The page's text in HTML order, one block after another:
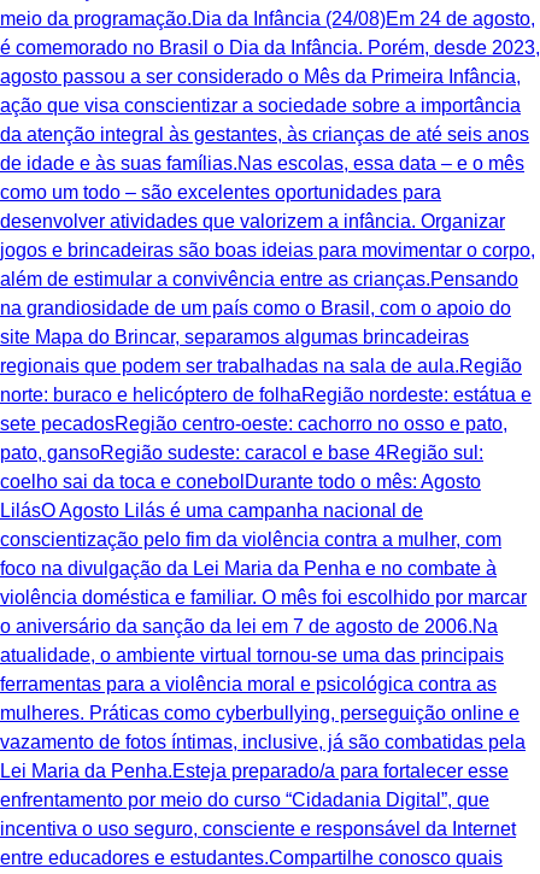
meio da programação.Dia da Infância (24/08)Em 24 de agosto,
é comemorado no Brasil o Dia da Infância. Porém, desde 2023,
agosto passou a ser considerado o Mês da Primeira Infância,
ação que visa conscientizar a sociedade sobre a importância
da atenção integral às gestantes, às crianças de até seis anos
de idade e às suas famílias.Nas escolas, essa data – e o mês
como um todo – são excelentes oportunidades para
desenvolver atividades que valorizem a infância. Organizar
jogos e brincadeiras são boas ideias para movimentar o corpo,
além de estimular a convivência entre as crianças.Pensando
na grandiosidade de um país como o Brasil, com o apoio do
site Mapa do Brincar, separamos algumas brincadeiras
regionais que podem ser trabalhadas na sala de aula.Região
norte: buraco e helicóptero de folhaRegião nordeste: estátua e
sete pecadosRegião centro-oeste: cachorro no osso e pato,
pato, gansoRegião sudeste: caracol e base 4Região sul:
coelho sai da toca e conebolDurante todo o mês: Agosto
LilásO Agosto Lilás é uma campanha nacional de
conscientização pelo fim da violência contra a mulher, com
foco na divulgação da Lei Maria da Penha e no combate à
violência doméstica e familiar. O mês foi escolhido por marcar
o aniversário da sanção da lei em 7 de agosto de 2006.Na
atualidade, o ambiente virtual tornou-se uma das principais
ferramentas para a violência moral e psicológica contra as
mulheres. Práticas como cyberbullying, perseguição online e
vazamento de fotos íntimas, inclusive, já são combatidas pela
Lei Maria da Penha.Esteja preparado/a para fortalecer esse
enfrentamento por meio do curso “Cidadania Digital”, que
incentiva o uso seguro, consciente e responsável da Internet
entre educadores e estudantes.Compartilhe conosco quais